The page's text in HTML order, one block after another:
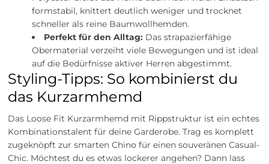
formstabil, knittert deutlich weniger und trocknet
schneller als reine Baumwollhemden.
Perfekt für den Alltag: Das strapazierfähige
Obermaterial verzeiht viele Bewegungen und ist ideal
auf die Bedürfnisse aktiver Herren abgestimmt.
Styling-Tipps: So kombinierst du
das Kurzarmhemd
Das Loose Fit Kurzarmhemd mit Rippstruktur ist ein echtes
Kombinationstalent für deine Garderobe. Trag es komplett
zugeknöpft zur smarten Chino für einen souveränen Casual-
Chic. Möchtest du es etwas lockerer angehen? Dann lass